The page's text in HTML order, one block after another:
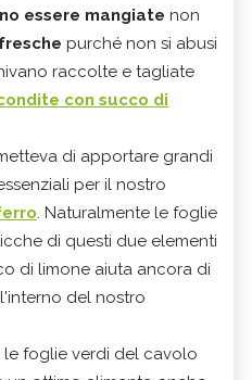
essere mangiate non
purché non si abusi
raccolte e tagliate
con succo di
di apportare grandi
per il nostro
. Naturalmente le foglie
di questi due elementi
di limone aiuta ancora di
del nostro
foglie verdi del cavolo